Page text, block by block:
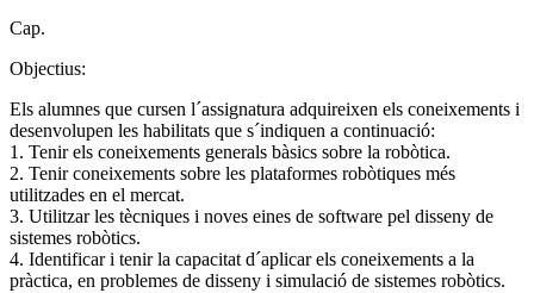
Cap.
Objectius:
Els alumnes que cursen l´assignatura adquireixen els coneixements i
desenvolupen les habilitats que s´indiquen a continuació:
1. Tenir els coneixements generals bàsics sobre la robòtica.
2. Tenir coneixements sobre les plataformes robòtiques més
utilitzades en el mercat.
3. Utilitzar les tècniques i noves eines de software pel disseny de
sistemes robòtics.
4. Identificar i tenir la capacitat d´aplicar els coneixements a la
pràctica, en problemes de disseny i simulació de sistemes robòtics.